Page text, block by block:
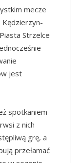
mecze
Kędzierzyn-
Strzelce
jest
spotkaniem
z nich
grę, a
przełamać